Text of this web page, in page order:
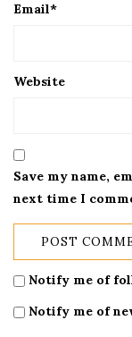
Email*
Website
Save my name,
next time I
Notify me of
Notify me of